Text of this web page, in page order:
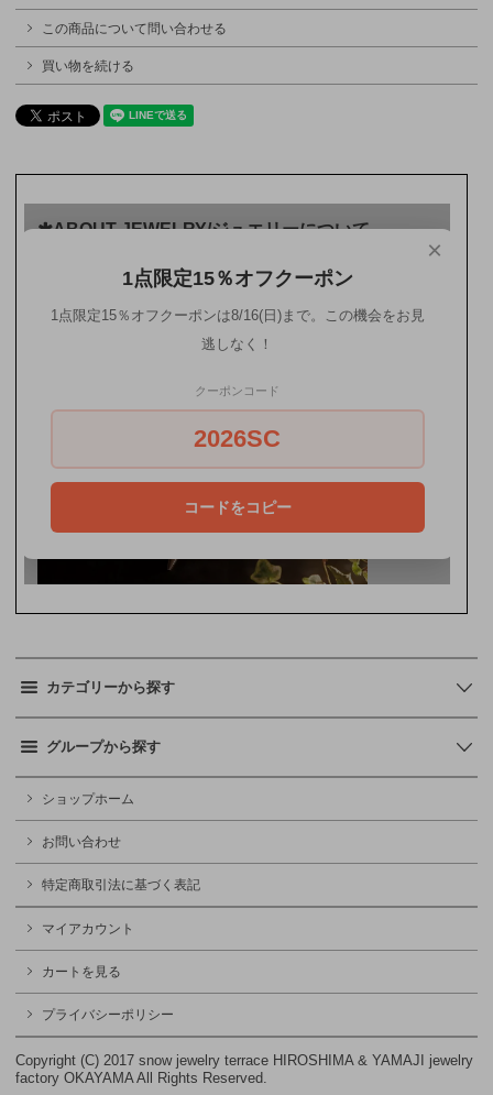
この商品について問い合わせる
買い物を続ける
カテゴリーから探す
グループから探す
ショップホーム
お問い合わせ
特定商取引法に基づく表記
マイアカウント
カートを見る
プライバシーポリシー
Copyright (C) 2017 snow jewelry terrace HIROSHIMA & YAMAJI jewelry
factory OKAYAMA All Rights Reserved.